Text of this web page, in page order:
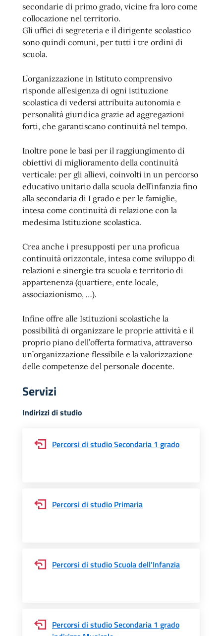
secondarie di primo grado, vicine fra loro come
collocazione nel territorio.
Gli uffici di segreteria e il dirigente scolastico
sono quindi comuni, per tutti i tre ordini di
scuola.
L’organizzazione in Istituto comprensivo
risponde all’esigenza di ogni istituzione
scolastica di vedersi attribuita autonomia e
personalità giuridica grazie ad aggregazioni
forti, che garantiscano continuità nel tempo.
Inoltre pone le basi per il raggiungimento di
obiettivi di miglioramento della continuità
verticale: per gli allievi, coinvolti in un percorso
educativo unitario dalla scuola dell’infanzia fino
alla secondaria di I grado e per le famiglie,
intesa come continuità di relazione con la
medesima Istituzione scolastica.
Crea anche i presupposti per una proficua
continuità orizzontale, intesa come sviluppo di
relazioni e sinergie tra scuola e territorio di
appartenenza (quartiere, ente locale,
associazionismo, …).
Infine offre alle Istituzioni scolastiche la
possibilità di organizzare le proprie attività e il
proprio piano dell’offerta formativa, attraverso
un’organizzazione flessibile e la valorizzazione
delle competenze del personale docente.
Servizi
Indirizzi di studio
Percorsi di studio Secondaria 1 grado
Percorsi di studio Primaria
Percorsi di studio Scuola dell’Infanzia
Percorsi di studio Secondaria 1 grado